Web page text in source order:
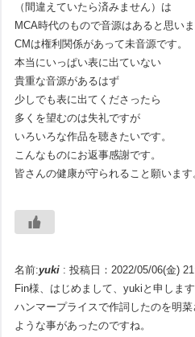
（間違えていたら済みません）は
MCA時代のもので音源はあると思い
CMは権利関係があって未音源です。
本当にいっぱい表に出ていない
貴重な音源があるはず
少しでも表に出てくださったら
多くを望むのは失礼ですが
いろいろな作品を聴きたいです。
こんなものにお返事感謝です。
皆さんの健康が守られること願います
名前:yuki : 投稿日：2022/05/06(金)
Fin様、はじめまして、yukiと申します
ハンマープライスで作詞したのを明
ような事があったのですね。